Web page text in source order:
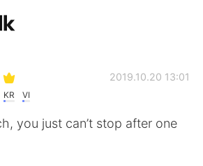
KR VI
2019.10.20 13:01
you just can’t stop after one